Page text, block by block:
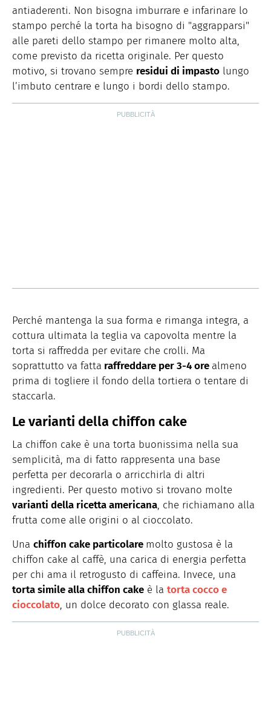
antiaderenti. Non bisogna imburrare e infarinare lo
stampo perché la torta ha bisogno di "aggrapparsi"
alle pareti dello stampo per rimanere molto alta,
come previsto da ricetta originale. Per questo
motivo, si trovano sempre residui di impasto lungo
l’imbuto centrare e lungo i bordi dello stampo.
Perché mantenga la sua forma e rimanga integra, a
cottura ultimata la teglia va capovolta mentre la
torta si raffredda per evitare che crolli. Ma
soprattutto va fatta raffreddare per 3-4 ore almeno
prima di togliere il fondo della tortiera o tentare di
staccarla.
Le varianti della chiffon cake
La chiffon cake è una torta buonissima nella sua
semplicità, ma di fatto rappresenta una base
perfetta per decorarla o arricchirla di altri
ingredienti. Per questo motivo si trovano molte
varianti della ricetta americana, che richiamano alla
frutta come alle origini o al cioccolato.
Una chiffon cake particolare molto gustosa è la
chiffon cake al caffè, una carica di energia perfetta
per chi ama il retrogusto di caffeina. Invece, una
torta simile alla chiffon cake è la torta cocco e
cioccolato, un dolce decorato con glassa reale.